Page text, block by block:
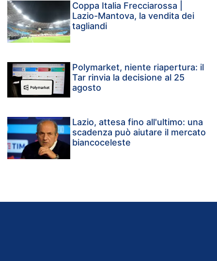
Coppa Italia Frecciarossa |
Lazio-Mantova, la vendita dei
tagliandi
Polymarket, niente riapertura: il
Tar rinvia la decisione al 25
agosto
Lazio, attesa fino all'ultimo: una
scadenza può aiutare il mercato
biancoceleste